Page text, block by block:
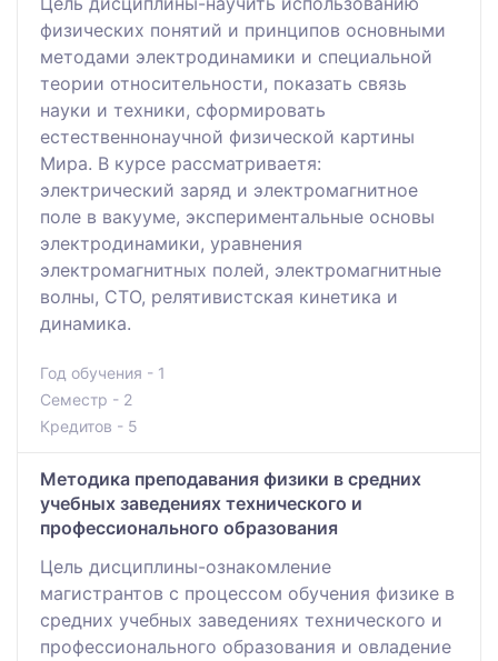
физических понятий и принципов основными
методами электродинамики и специальной
теории относительности, показать связь
науки и техники, сформировать
естественнонаучной физической картины
Мира. В курсе рассматриваетя:
электрический заряд и электромагнитное
поле в вакууме, экспериментальные основы
электродинамики, уравнения
электромагнитных полей, электромагнитные
волны, СТО, релятивистская кинетика и
динамика.
Год обучения - 1
Семестр - 2
Кредитов - 5
Методика преподавания физики в средних
учебных заведениях технического и
профессионального образования
Цель дисциплины-ознакомление
магистрантов с процессом обучения физике в
средних учебных заведениях технического и
профессионального образования и овладение